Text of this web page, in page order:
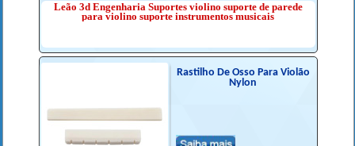
Leão 3d Engenharia Suportes violino suporte de parede
para violino suporte instrumentos musicais
Rastilho De Osso Para Violão
Nylon